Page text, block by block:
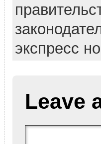
экспресс
Leave